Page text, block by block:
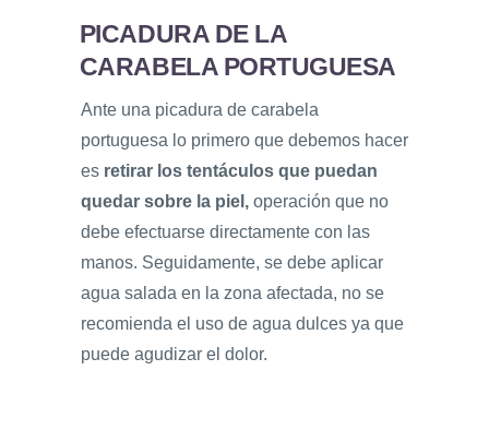
PICADURA DE LA
CARABELA PORTUGUESA
Ante una picadura de carabela
portuguesa lo primero que debemos hacer
es retirar los tentáculos que puedan
quedar sobre la piel, operación que no
debe efectuarse directamente con las
manos. Seguidamente, se debe aplicar
agua salada en la zona afectada, no se
recomienda el uso de agua dulces ya que
puede agudizar el dolor.